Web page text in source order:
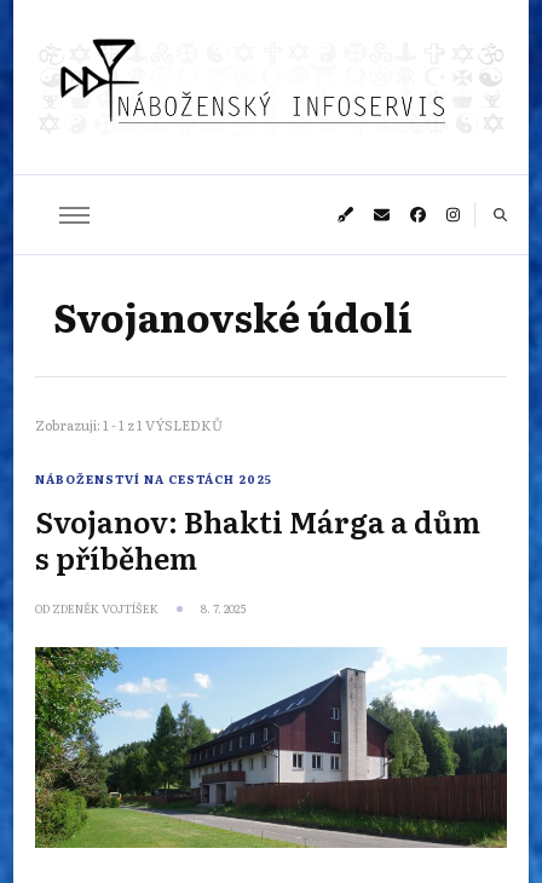
Náboženský
infoservis
Svojanovské údolí
Zobrazuji: 1 - 1 z 1 VÝSLEDKŮ
NÁBOŽENSTVÍ NA CESTÁCH 2025
Svojanov: Bhakti Márga a dům
s příběhem
OD ZDENĚK VOJTÍŠEK 8. 7. 2025